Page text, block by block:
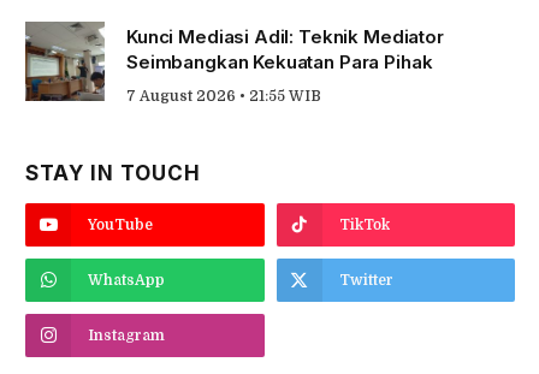
Kunci Mediasi Adil: Teknik Mediator
Seimbangkan Kekuatan Para Pihak
7 August 2026 • 21:55 WIB
STAY IN TOUCH
YouTube TikTok
WhatsApp Twitter
Instagram